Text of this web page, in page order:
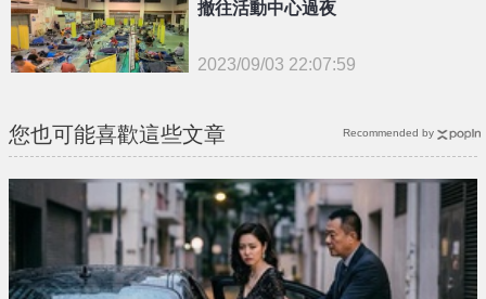
撤往活動中心過夜
2023/09/03 22:07:59
您也可能喜歡這些文章 Recommended by